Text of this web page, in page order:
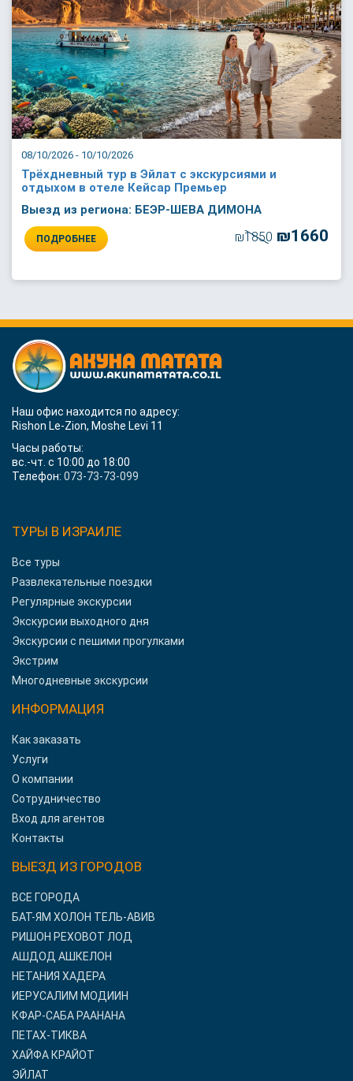
08/10/2026 - 10/10/2026
Трёхдневный тур в Эйлат с экскурсиями и
отдыхом в отеле Кейсар Премьер
Выезд из региона: БЕЭР-ШЕВА ДИМОНА
ПОДРОБНЕЕ ₪1850 ₪1660
Наш офис находится по адресу:
Rishon Le-Zion, Moshe Levi 11
Часы работы:
вс.-чт. с 10:00 до 18:00
Телефон: 073-73-73-099
ТУРЫ В ИЗРАИЛЕ
Все туры
Развлекательные поездки
Регулярные экскурсии
Экскурсии выходного дня
Экскурсии с пешими прогулками
Экстрим
Многодневные экскурсии
ИНФОРМАЦИЯ
Как заказать
Услуги
О компании
Сотрудничество
Вход для агентов
Контакты
ВЫЕЗД ИЗ ГОРОДОВ
ВСЕ ГОРОДА
БАТ-ЯМ ХОЛОН ТЕЛЬ-АВИВ
РИШОН РЕХОВОТ ЛОД
АШДОД АШКЕЛОН
НЕТАНИЯ ХАДЕРА
ИЕРУСАЛИМ МОДИИН
КФАР-САБА РААНАНА
ПЕТАХ-ТИКВА
ХАЙФА КРАЙОТ
ЭЙЛАТ